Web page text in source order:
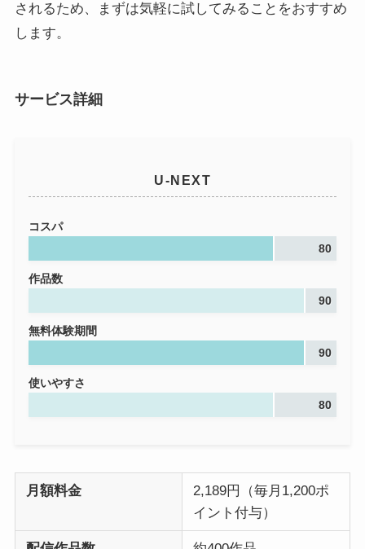
されるため、まずは気軽に試してみることをおすすめ
します。
サービス詳細
U-NEXT
コスパ
80
作品数
90
無料体験期間
90
使いやすさ
80
月額料金
2,189円（毎月1,200ポ
イント付与）